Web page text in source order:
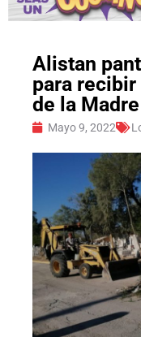
Alistan
para recibir
de la Madre
Mayo 9, 2022